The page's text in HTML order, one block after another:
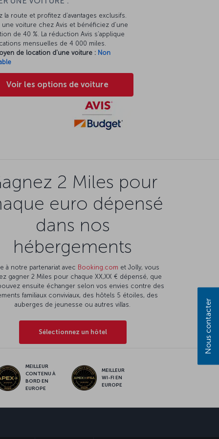
la route et profitez d’avantages exclusifs.
une voiture chez Avis et bénéficiez d’une
de 40 %. La réduction Avis s’applique
mensuelles de 4 000 miles.
de location d'une voiture : Non
Voir les options de voiture
2 Miles pour
euro dépensé
dans nos
hébergements
à notre partenariat avec Booking.com et Jolly, vous
gagner 2 Miles pour chaque XX,XX € dépensé, que
ensuite échanger selon vos envies contre des
familiaux conviviaux, des hôtels 5 étoiles, des
auberges de jeunesse ou autres villas.
Sélectionnez un hôtel
MEILLEUR
CONTENU À
BORD EN
EUROPE
MEILLEUR
WI-FI EN
EUROPE
Nous contacter